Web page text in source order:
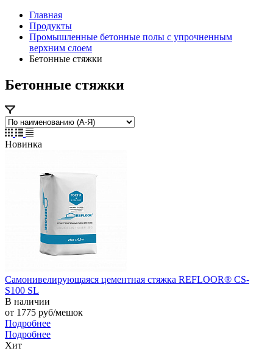
Главная
Продукты
Промышленные бетонные полы с упрочненным
верхним слоем
Бетонные стяжки
Бетонные стяжки
Новинка
Самонивелирующаяся цементная стяжка REFLOOR® CS-
S100 SL
В наличии
от 1775 руб/мешок
Подробнее
Подробнее
Хит